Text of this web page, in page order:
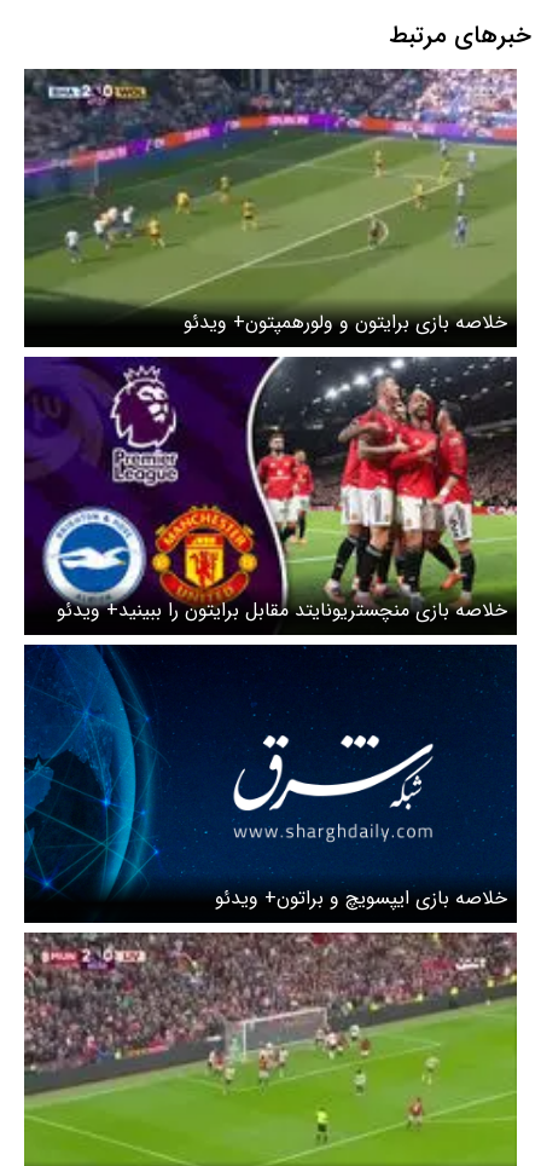
خبرهای مرتبط
خلاصه بازی برایتون و ولورهمپتون+ ویدئو
خلاصه بازی منچستریونایتد مقابل برایتون را ببینید+ ویدئو
خلاصه بازی ایپسویچ و براتون+ ویدئو